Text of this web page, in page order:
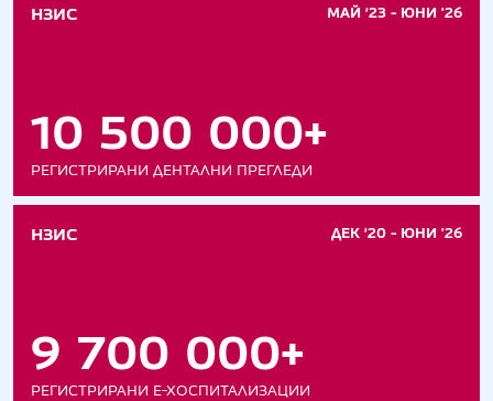
НЗИС МАЙ ’23 - ЮНИ '26
10 500 000+
РЕГИСТРИРАНИ ДЕНТАЛНИ ПРЕГЛЕДИ
НЗИС ДЕК ’20 - ЮНИ '26
9 700 000+
РЕГИСТРИРАНИ Е-ХОСПИТАЛИЗАЦИИ